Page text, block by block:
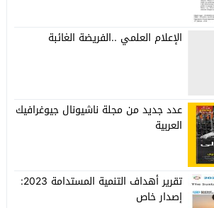
الإعلام العلمي ..الفريضة الغائبة
عدد جديد من مجلة ناشيونال جيوغرافيك
العربية
تقرير أهداف التنمية المستدامة 2023:
إصدار خاص